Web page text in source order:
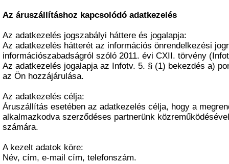
Az áruszállításhoz kapcsolódó adatkezelés
Az adatkezelés jogszabályi háttere és jogalapja:
Az adatkezelés hátterét az információs önrendelkezési
információszabadságról szóló 2011. évi CXII. törvény
Az adatkezelés jogalapja az Infotv. 5. § (1) bekezdés a)
az Ön hozzájárulása.
Az adatkezelés célja:
Áruszállítás esetében az adatkezelés célja, hogy a
alkalmazkodva szerződéses partnerünk
számára.
A kezelt adatok köre:
Név, cím, e-mail cím, telefonszám.